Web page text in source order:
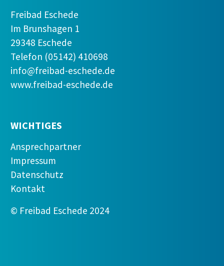
Freibad Eschede
Im Brunshagen 1
29348 Eschede
Telefon (05142) 410698
info@freibad-eschede.de
www.freibad-eschede.de
WICHTIGES
Ansprechpartner
Impressum
Datenschutz
Kontakt
© Freibad Eschede 2024